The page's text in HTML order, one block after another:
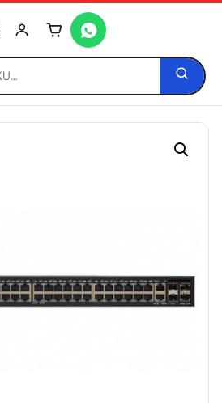
Tu carrito está vacío